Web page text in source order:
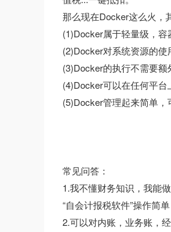
那么现在Docker这么火，
(1)Docker属于轻量级，容
(2)Docker对系统资源的
(3)Docker的执行不需要
(4)Docker可以在任何平台
(5)Docker管理起来简单
常见问答：
1.我不懂财务知识，我能
“自会计报税软件”操作简
2.可以对内账，业务账，